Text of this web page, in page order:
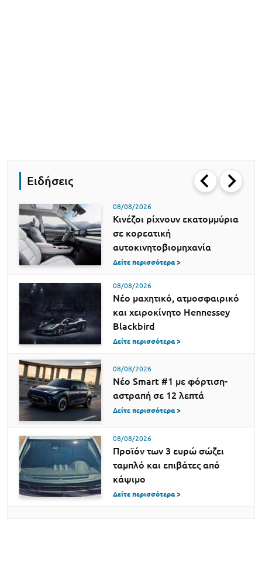
Ειδήσεις
08/08/2026
Κινέζοι ρίχνουν εκατομμύρια
σε κορεατική
αυτοκινητοβιομηχανία
Δείτε περισσότερα >
08/08/2026
Νέο μαχητικό, ατμοσφαιρικό
και χειροκίνητο Hennessey
Blackbird
Δείτε περισσότερα >
08/08/2026
Νέο Smart #1 με φόρτιση-
αστραπή σε 12 λεπτά
Δείτε περισσότερα >
08/08/2026
Προϊόν των 3 ευρώ σώζει
ταμπλό και επιβάτες από
κάψιμο
Δείτε περισσότερα >